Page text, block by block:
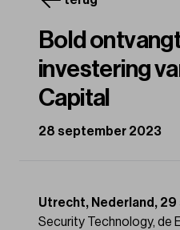
Bold
investering
Capital
28 september 2023
Utrecht, Nederland,
Security Technology, de